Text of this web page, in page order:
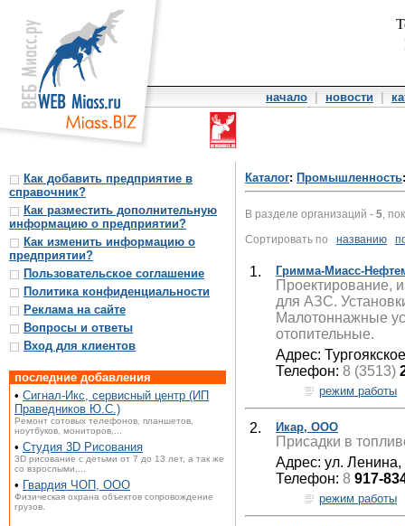
начало новости
Как добавить предприятие в
справочник?
Как разместить дополнительную
информацию о предприятии?
Как изменить информацию о
предприятии?
Пользовательское соглашение
Политика конфиденциальности
Реклама на сайте
Вопросы и ответы
Вход для клиентов
последние добавления
• Сигнал-Икс, сервисный центр (ИП
Праведников Ю.С.)
Ремонт сотовых телефонов, планшетов,
ноутбуков, мониторов,...
• Студия 3D Рисования
3D рисование с детьми от 7 до 13 лет, а так же
со взрослыми,...
• Гвардия ЧОП, ООО
Физическая охрана объектов сопровождение
грузов.
Каталог: Промышленность
В разделе организаций - 5 ,
Сортировать по названию
1. Гримма-Миасс-
Проектирование,
для АЗС.
Малотоннажные
отопительные.
Адрес:
Телефон: 8 (3513)
режим работы
2. Икар, ООО
Присадки в
Адрес: ул.
Телефон: 8 917-
режим работы